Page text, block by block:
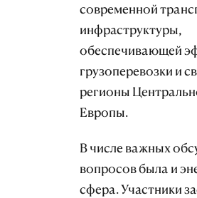
современной
инфраструктуры,
обеспечивающей
грузоперевозки и
регионы
Европы.
В числе важных
вопросов была и
сфера. Участники